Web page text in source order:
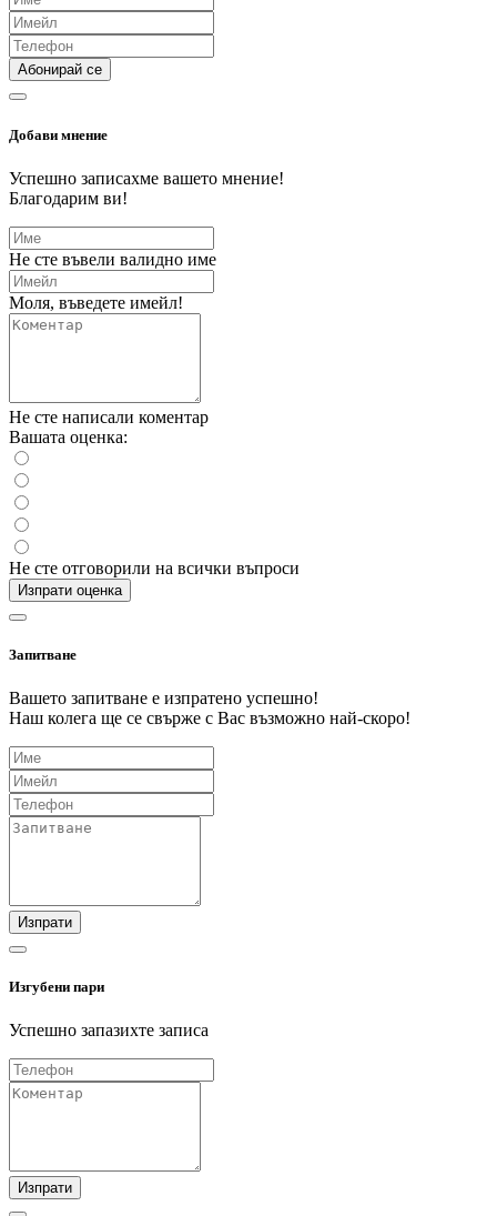
Абонирай се
Добави мнение
Успешно записахме вашето мнение!
Благодарим ви!
Не сте въвели валидно име
Моля, въведете имейл!
Не сте написали коментар
Вашата оценка:
Не сте отговорили на всички въпроси
Изпрати оценка
Запитване
Вашето запитване е изпратено успешно!
Наш колега ще се свърже с Вас възможно най-скоро!
Изпрати
Изгубени пари
Успешно запазихте записа
Изпрати